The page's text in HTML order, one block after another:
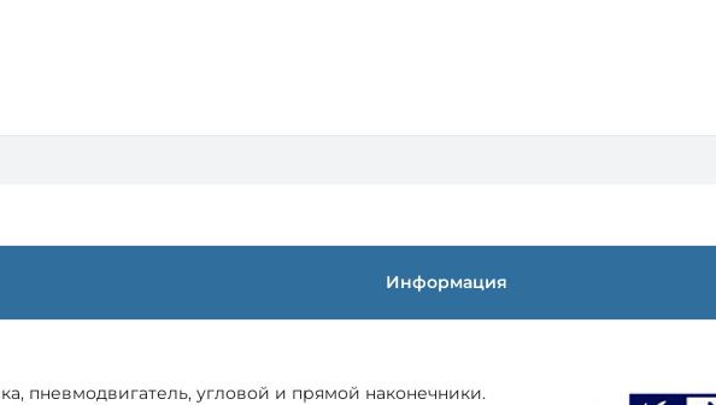
Информация
пневмодвигатель, угловой и прямой наконечники.